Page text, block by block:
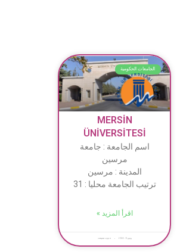
الجامعات الحكومية
MERSİN
ÜNİVERSİTESİ
اسم الجامعة : جامعة
مرسين
المدينة : مرسين
ترتيب الجامعة محليا : 31
اقرأ المزيد »
يونيو 5, 2022 لا توجد تعليقات